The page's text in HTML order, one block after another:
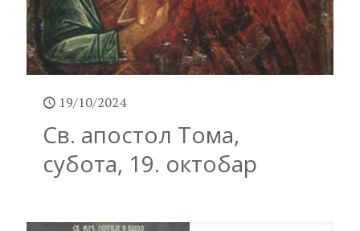
19/10/2024
Св. апостол Тома,
субота, 19. октобар